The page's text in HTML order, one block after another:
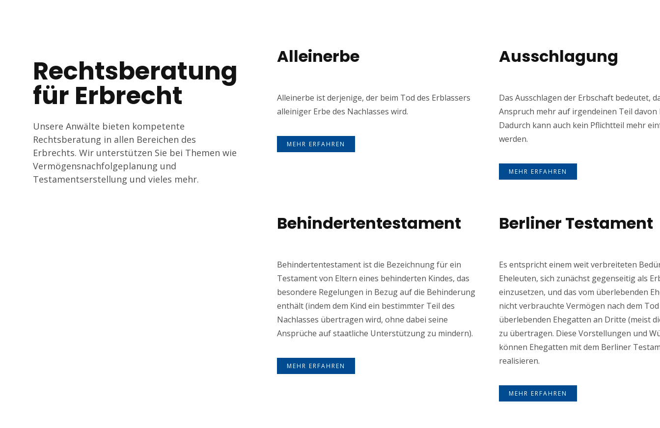
Rechtsberatung
für Erbrecht
Unsere Anwälte bieten kompetente
Rechtsberatung in allen Bereichen des
Erbrechts. Wir unterstützen Sie bei Themen wie
Vermögensnachfolgeplanung und
Testamentserstellung und vieles mehr.
Alleinerbe
Alleinerbe ist derjenige, der beim Tod des Erblassers
alleiniger Erbe des Nachlasses wird.
MEHR ERFAHREN
Ausschlagung
Das Ausschlagen der Erbschaft bedeutet,
Anspruch mehr auf irgendeinen Teil davon
Dadurch kann auch kein Pflichtteil mehr
werden.
MEHR ERFAHREN
Behindertentestament
Behindertentestament ist die Bezeichnung für ein
Testament von Eltern eines behinderten Kindes, das
besondere Regelungen in Bezug auf die Behinderung
enthält (indem dem Kind ein bestimmter Teil des
Nachlasses übertragen wird, ohne dabei seine
Ansprüche auf staatliche Unterstützung zu mindern).
MEHR ERFAHREN
Berliner Testament
Es entspricht einem weit verbreiteten
Eheleuten, sich zunächst gegenseitig als
einzusetzen, und das vom überlebenden
nicht verbrauchte Vermögen nach dem
überlebenden Ehegatten an Dritte (meist
zu übertragen. Diese Vorstellungen und
können Ehegatten mit dem Berliner
realisieren.
MEHR ERFAHREN